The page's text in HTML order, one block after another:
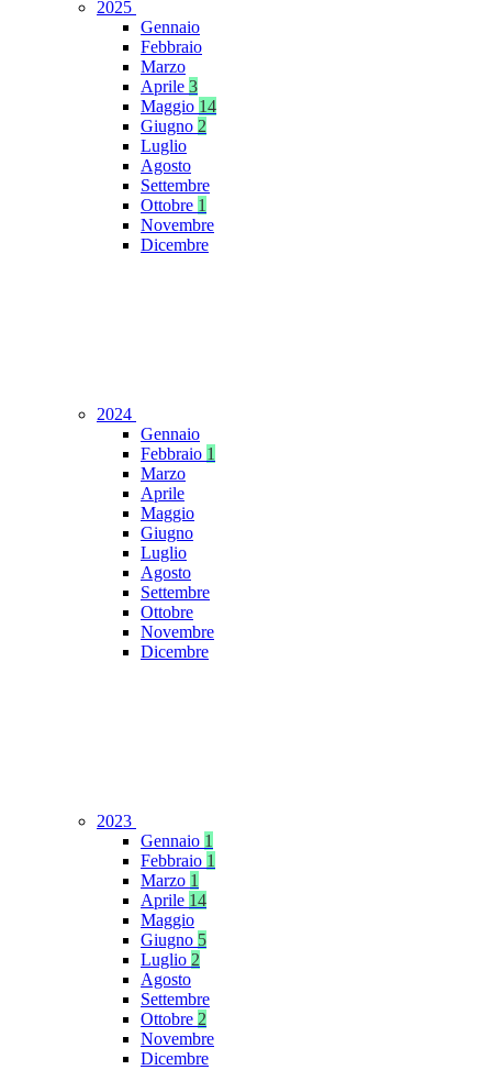
2025
Gennaio
Febbraio
Marzo
Aprile 3
Maggio 14
Giugno 2
Luglio
Agosto
Settembre
Ottobre 1
Novembre
Dicembre
2024
Gennaio
Febbraio 1
Marzo
Aprile
Maggio
Giugno
Luglio
Agosto
Settembre
Ottobre
Novembre
Dicembre
2023
Gennaio 1
Febbraio 1
Marzo 1
Aprile 14
Maggio
Giugno 5
Luglio 2
Agosto
Settembre
Ottobre 2
Novembre
Dicembre